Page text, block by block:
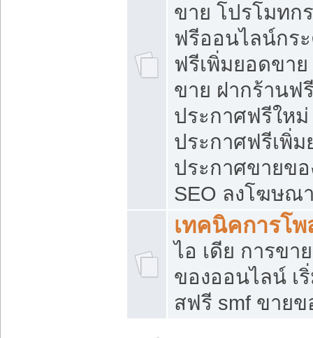
ขาย โปรโมทก
ฟรีออนไลน์กร
ฟรีเพิ่มยอดขา
ขาย ฝากร้านฟ
ประกาศฟรีใหม่
ประกาศฟรีเพิ่
ประกาศขายข
SEO ลงโฆษณ
เทคนิคการโ
ไอ เดีย การขา
ของออนไลน์ เ
สฟรี smf ขาย